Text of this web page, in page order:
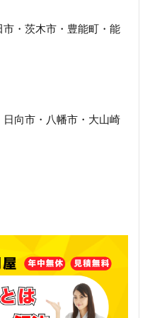
・茨木市・豊能町・能
向市・八幡市・大山崎